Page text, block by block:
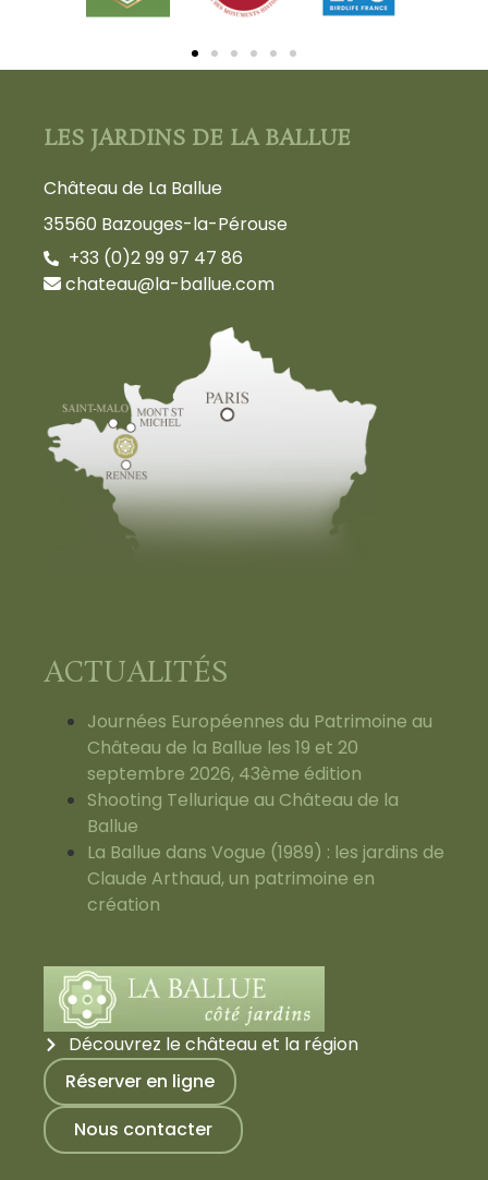
LES JARDINS DE LA BALLUE
Château de La Ballue
35560 Bazouges-la-Pérouse
+33 (0)2 99 97 47 86
chateau@la-ballue.com
ACTUALITÉS
Journées Européennes du Patrimoine au
Château de la Ballue les 19 et 20
septembre 2026, 43ème édition
Shooting Tellurique au Château de la
Ballue
La Ballue dans Vogue (1989) : les jardins de
Claude Arthaud, un patrimoine en
création
Découvrez le château et la région
Réserver en ligne
Nous contacter